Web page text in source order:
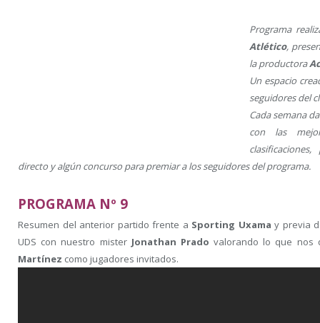
Programa
Atlético,
la productora
Un espacio
seguidores del
Cada semana
con las
directo y algún concurso para premiar a los seguidores del programa.
PROGRAMA Nº 9
Resumen del anterior partido frente a Sporting Uxama y previa
UDS con nuestro mister Jonathan Prado valorando lo que
Martínez como jugadores invitados.